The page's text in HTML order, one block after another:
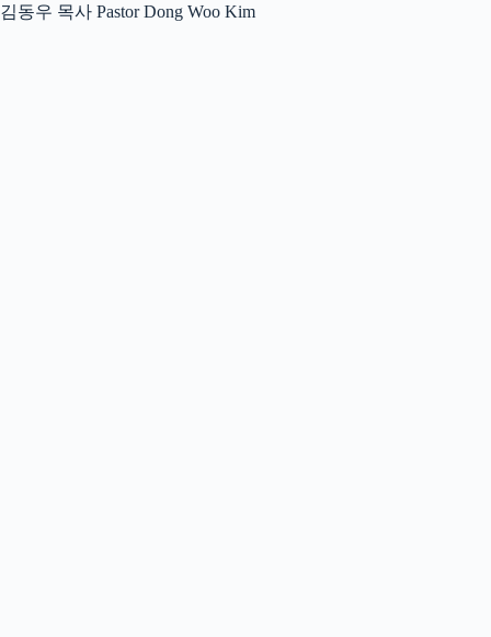
김동우 목사 Pastor Dong Woo Kim